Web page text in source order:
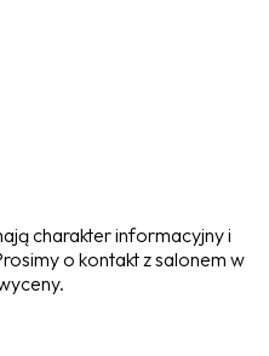
charakter informacyjny i
o kontakt z salonem w